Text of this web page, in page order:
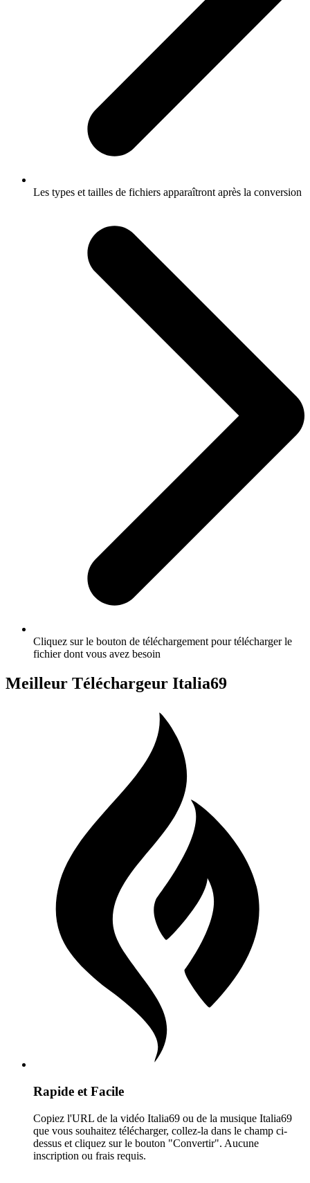
Les types et tailles de fichiers apparaîtront après la conversion
Cliquez sur le bouton de téléchargement pour télécharger le
fichier dont vous avez besoin
Meilleur Téléchargeur Italia69
Rapide et Facile
Copiez l'URL de la vidéo Italia69 ou de la musique Italia69
que vous souhaitez télécharger, collez-la dans le champ ci-
dessus et cliquez sur le bouton "Convertir". Aucune
inscription ou frais requis.